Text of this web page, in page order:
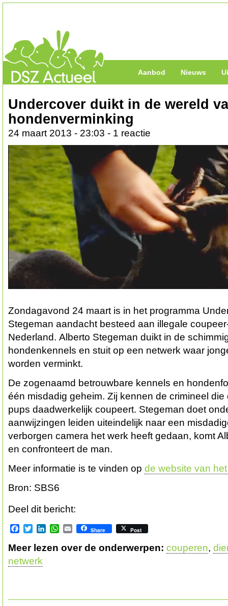
Aanbod Nieuws
Undercover duikt in de wereld
hondenverminking
24 maart 2013 - 23:03 - 1 reactie
Zondagavond 24 maart is in het programma
Stegeman aandacht besteed aan illegale
Nederland. Alberto Stegeman duikt in de
hondenkennels en stuit op een netwerk waar
worden verminkt.
De zogenaamd betrouwbare kennels en
één misdadig geheim. Zij kennen de crimineel
pups daadwerkelijk coupeert. Stegeman doet
aanwijzingen leiden uiteindelijk naar een
verborgen camera het werk heeft gedaan, komt
en confronteert de man.
Meer informatie is te vinden op de website van
Bron: SBS6
Deel dit bericht:
Facebook
TwitterLinkedInWhatsApp
EmailShare Post
Meer lezen over de onderwerpen: couperen,
netwerk